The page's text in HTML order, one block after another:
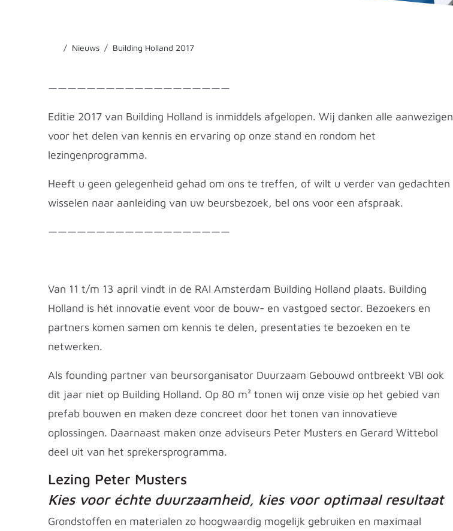
Nieuws Building Holland 2017
———————————————————
Editie 2017 van Building Holland is inmiddels afgelopen. Wij danken alle aanwezigen
voor het delen van kennis en ervaring op onze stand en rondom het
lezingenprogramma.
Heeft u geen gelegenheid gehad om ons te treffen, of wilt u verder van gedachten
wisselen naar aanleiding van uw beursbezoek, bel ons voor een afspraak.
———————————————————
Van 11 t/m 13 april vindt in de RAI Amsterdam Building Holland plaats. Building
Holland is hét innovatie event voor de bouw- en vastgoed sector. Bezoekers en
partners komen samen om kennis te delen, presentaties te bezoeken en te
netwerken.
Als founding partner van beursorganisator Duurzaam Gebouwd ontbreekt VBI ook
dit jaar niet op Building Holland. Op 80 m² tonen wij onze visie op het gebied van
prefab bouwen en maken deze concreet door het tonen van innovatieve
oplossingen. Daarnaast maken onze adviseurs Peter Musters en Gerard Wittebol
deel uit van het sprekersprogramma.
Lezing Peter Musters
Kies voor échte duurzaamheid, kies voor optimaal resultaat
Grondstoffen en materialen zo hoogwaardig mogelijk gebruiken en maximaal